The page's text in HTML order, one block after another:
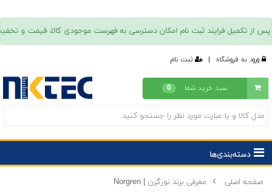
ورود به فروشگاه | ثبت نام
سبد خرید شما 0
دسته‌بندی‌ها
صفحه اصلی معرفی برند نورگرن | Norgren